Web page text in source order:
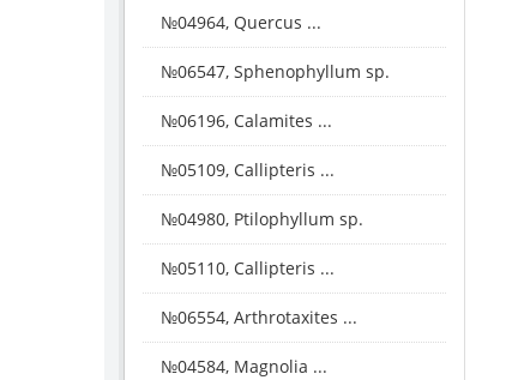
№04964, Quercus ...
№06547, Sphenophyllum sp.
№06196, Calamites ...
№05109, Callipteris ...
№04980, Ptilophyllum sp.
№05110, Callipteris ...
№06554, Arthrotaxites ...
№04584, Magnolia ...